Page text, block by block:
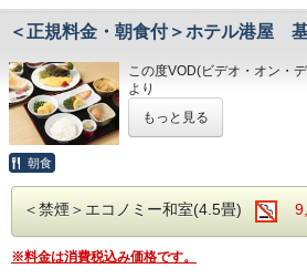
コインパーキングを
◇その他サービス◇
・全客室Wi-Fi対応、
・ＶＯＤ（ビデオオ
０円/泊）
・無料貸出グッズ
（ズボンプレッサー
一品サービスや割引などの
施設設置のスタンプを集
が貰える仕組みと、
特典等を受けるために提示
★☆ひと目で分かる！
＞☆★
載した
「専用ガイドブック」を
たします。
「高知家の食卓 晩酌きっ
「高知家の食卓 県民総選
た54店舗のうち、
・JR高知駅から徒歩５分の好
・良質の睡眠をご提供！シモ
・広々とした男女大浴場！深
浴可能
～最高のコストパフォーマン
◇お風呂◇
＜正規料金・朝食付＞ホテル港
この度VOD(ビデオ・オン・
より
りました。
今までご愛顧いただき、誠に
朝食付の基本プラン
高知駅より徒歩5分！！
もっと見る
朝食
＜禁煙＞エコノミー和室(4.5畳)
※料金は消費税込み価格です。